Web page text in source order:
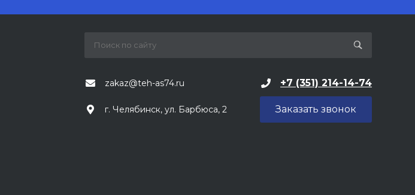
zakaz@teh-as74.ru +7 (351) 214-14-74
г. Челябинск, ул. Барбюса, 2 Заказать звонок